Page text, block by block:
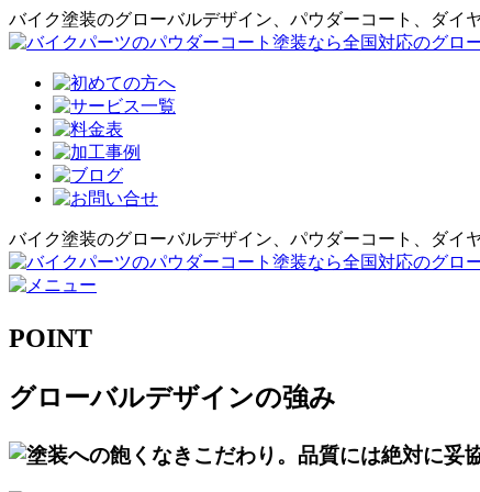
バイク塗装のグローバルデザイン、パウダーコート、ダイ
バイク塗装のグローバルデザイン、パウダーコート、ダイ
POINT
グローバルデザインの強み